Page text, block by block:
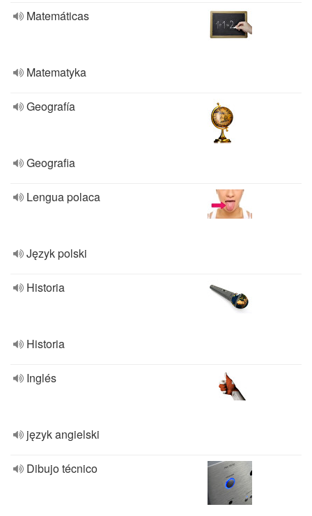
Matemáticas
Matematyka
Geografía
Geografia
Lengua polaca
Język polski
Historia
Historia
Inglés
język angielski
Dibujo técnico